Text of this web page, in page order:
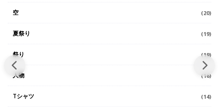
空 (20)
夏祭り (19)
祭り (19)
人物 (16)
Tシャツ (14)